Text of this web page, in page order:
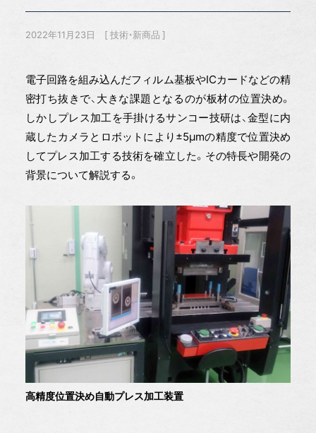
2022年11月23日 技術・新商品
電子回路を組み込んだフィルム基板やICカードなどの精
密打ち抜きで、大きな課題となるのが板材の位置決め。
しかしプレス加工を手掛けるサンコー技研は、金型に内
蔵したカメラとロボットにより±5μmの精度で位置決め
してプレス加工する技術を確立した。その特長や開発の
背景について解説する。
高精度位置決め自動プレス加工装置